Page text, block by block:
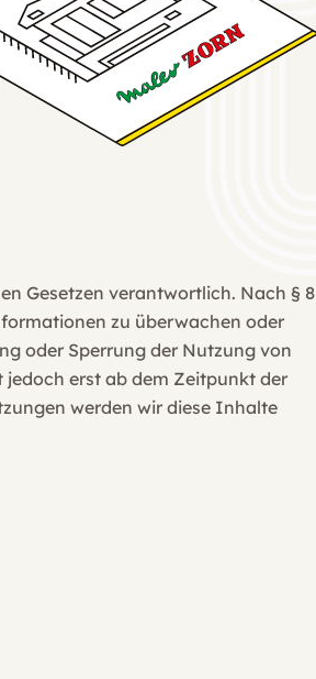
Gesetzen verantwortlich. Nach § 8
zu überwachen oder
oder Sperrung der Nutzung von
erst ab dem Zeitpunkt der
werden wir diese Inhalte